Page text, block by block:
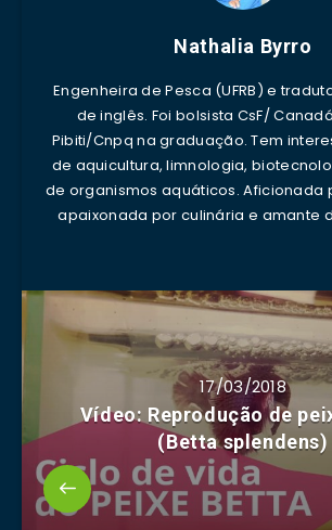
Nathalia Byrro
Engenheira de Pesca (UFRB) e
de inglês. Foi bolsista CsF/
Pibiti/Cnpq na graduação. Tem
de aquicultura, limnologia,
de organismos aquáticos. Aficionada
apaixonada por culinária e amante
17/03/2018
Vídeo: Reprodução de
(Betta splendens)